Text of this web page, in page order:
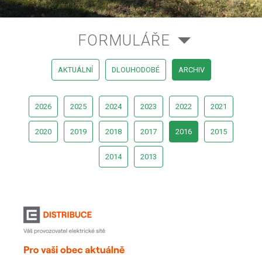
FORMULÁŘE
AKTUÁLNÍ DLOUHODOBÉ ARCHIV
2026 2025 2024 2023 2022 2021
2020 2019 2018 2017 2016 2015
2014 2013